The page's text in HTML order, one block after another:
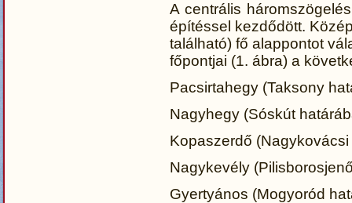
A centrális
építéssel kezdődött.
található) fő alappontot
főpontjai (1. ábra) a
Pacsirtahegy (Taksony
Nagyhegy (Sóskút
Kopaszerdő
Nagykevély
Gyertyános (Mogyoród